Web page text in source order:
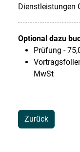
Dienstleistungen
Optional dazu
Prüfung -
MwSt
Zurück